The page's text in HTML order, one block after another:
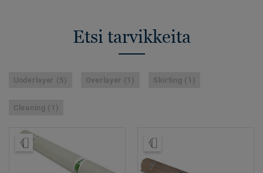
Etsi tarvikkeita
Underlayer (5) Overlayer (1) Skirting (1)
Cleaning (1)
Tilaa malli